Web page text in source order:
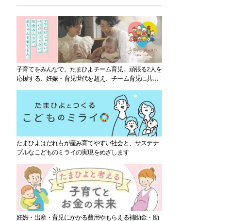
子育てをみんなで。たまひよチーム育児。頑張る2人を
応援する、妊娠・育児世代を超え、チーム育児に共感
たまひよはだれもが産み育てやすい社会と、サステナ
ブルなこどものミライの実現をめざします
妊娠・出産・育児にかかる費用やもらえる補助金・助